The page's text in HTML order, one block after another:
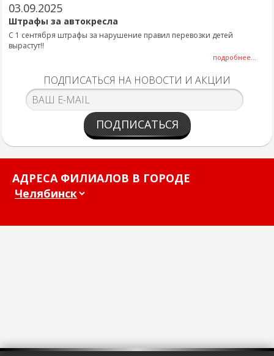
03.09.2025
Штрафы за автокресла
С 1 сентября штрафы за нарушение правил перевозки детей
вырастут!!
подробнее...
ПОДПИСАТЬСЯ НА НОВОСТИ И АКЦИИ
ПОДПИСАТЬСЯ
АДРЕСА ФИЛИАЛОВ В ГОРОДЕ